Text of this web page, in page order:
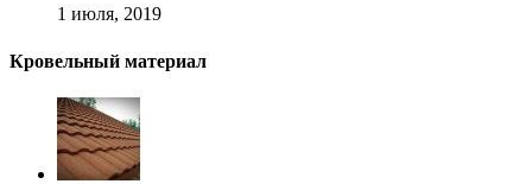
1 июля, 2019
Кровельный материал